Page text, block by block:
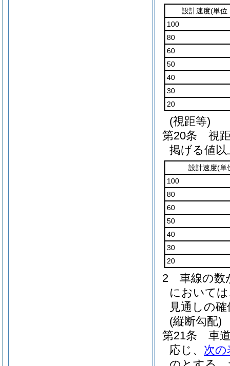
設計速度(単位
100
80
60
50
40
30
20
(視距等)
第20条
視
掲げる値
設計速度(単
100
80
60
50
40
30
20
2
車線の数
において
見通しの
(縦断勾配)
第21条
車
応じ、 次の